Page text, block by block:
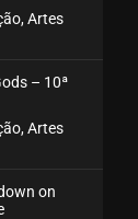
(37)
(36)
Artes
– 10ª
Artes
on